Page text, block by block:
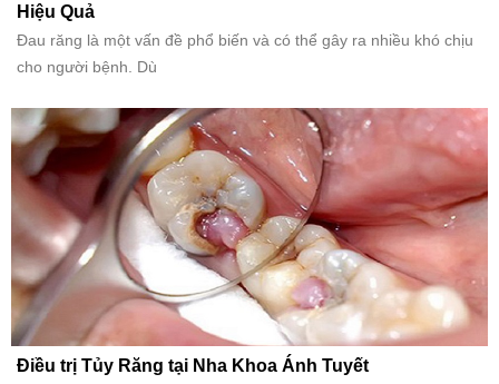
Hiệu Quả
Đau răng là một vấn đề phổ biến và có thể gây ra nhiều khó chịu
cho người bệnh. Dù
Điều trị Tủy Răng tại Nha Khoa Ánh Tuyết